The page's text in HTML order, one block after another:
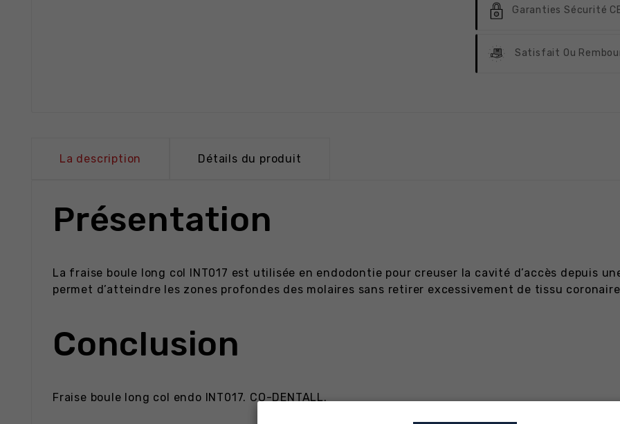
Garanties Sécurité
Satisfait Ou
La description Détails du produit
Présentation
La fraise boule long col INT017 est utilisée en endodontie pour creuser la cavité d’accès depuis
permet d’atteindre les zones profondes des molaires sans retirer excessivement de tissu
Conclusion
Fraise boule long col endo INT017. CO-DENTALL.